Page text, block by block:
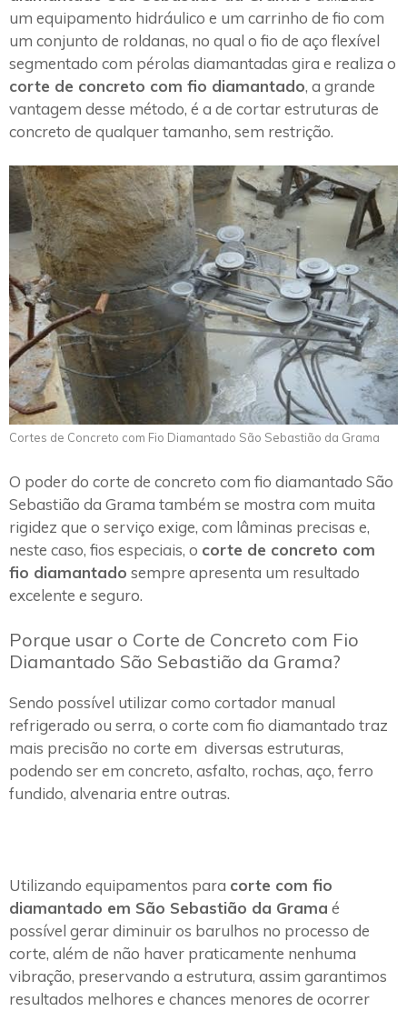
um equipamento hidráulico e um carrinho de fio com
um conjunto de roldanas, no qual o fio de aço flexível
segmentado com pérolas diamantadas gira e realiza o
corte de concreto com fio diamantado, a grande
vantagem desse método, é a de cortar estruturas de
concreto de qualquer tamanho, sem restrição.
Cortes de Concreto com Fio Diamantado São Sebastião da Grama
O poder do corte de concreto com fio diamantado São
Sebastião da Grama também se mostra com muita
rigidez que o serviço exige, com lâminas precisas e,
neste caso, fios especiais, o corte de concreto com
fio diamantado sempre apresenta um resultado
excelente e seguro.
Porque usar o Corte de Concreto com Fio
Diamantado São Sebastião da Grama?
Sendo possível utilizar como cortador manual
refrigerado ou serra, o corte com fio diamantado traz
mais precisão no corte em diversas estruturas,
podendo ser em concreto, asfalto, rochas, aço, ferro
fundido, alvenaria entre outras.
Utilizando equipamentos para corte com fio
diamantado em São Sebastião da Grama é
possível gerar diminuir os barulhos no processo de
corte, além de não haver praticamente nenhuma
vibração, preservando a estrutura, assim garantimos
resultados melhores e chances menores de ocorrer